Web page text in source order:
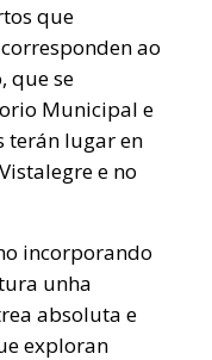
que
ao
que se
Municipal e
terán lugar en
e no
incorporando
unha
absoluta e
exploran